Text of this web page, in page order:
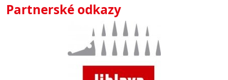
Partnerské odkazy